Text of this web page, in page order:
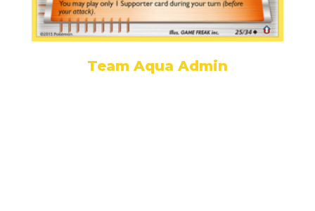
Team Aqua Admin